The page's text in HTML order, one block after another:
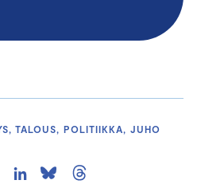
TALOUS, POLITIIKKA, JUHO